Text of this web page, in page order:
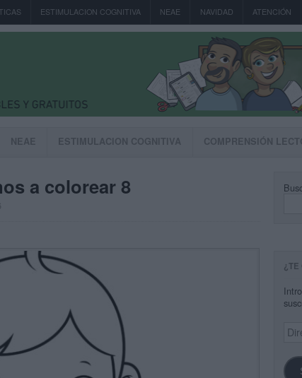
ESTIMULACION COGNITIVA NEAE NAVIDAD ATENCIÓN
NEAE ESTIMULACION COGNITIVA COMPRENSIÓN
a colorear 8
¿TE
de